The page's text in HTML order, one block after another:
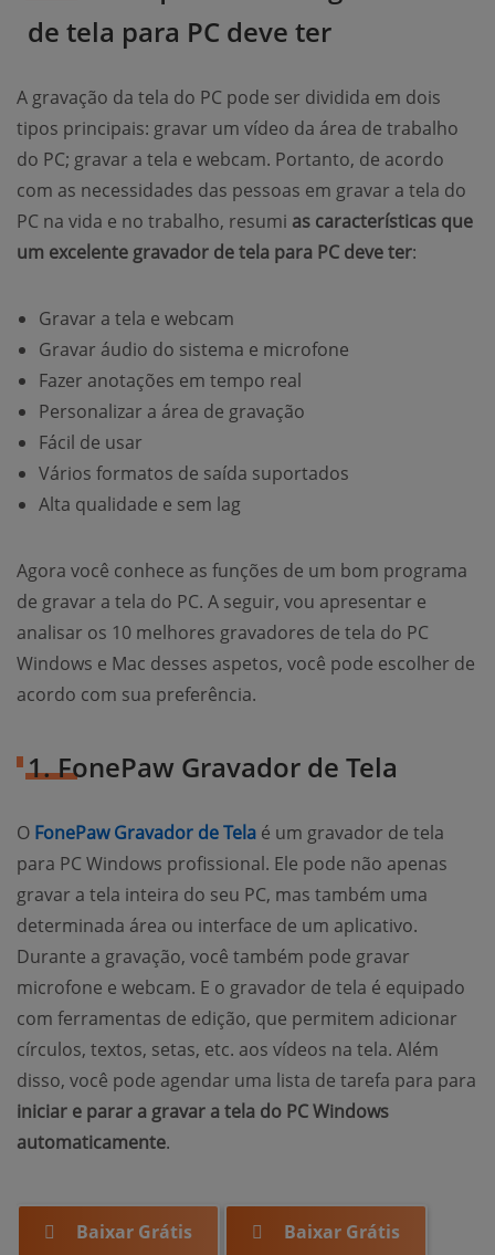
de tela para PC deve ter
A gravação da tela do PC pode ser dividida em dois
tipos principais: gravar um vídeo da área de trabalho
do PC; gravar a tela e webcam. Portanto, de acordo
com as necessidades das pessoas em gravar a tela do
PC na vida e no trabalho, resumi as características que
um excelente gravador de tela para PC deve ter:
Gravar a tela e webcam
Gravar áudio do sistema e microfone
Fazer anotações em tempo real
Personalizar a área de gravação
Fácil de usar
Vários formatos de saída suportados
Alta qualidade e sem lag
Agora você conhece as funções de um bom programa
de gravar a tela do PC. A seguir, vou apresentar e
analisar os 10 melhores gravadores de tela do PC
Windows e Mac desses aspetos, você pode escolher de
acordo com sua preferência.
1. FonePaw Gravador de Tela
O FonePaw Gravador de Tela é um gravador de tela
para PC Windows profissional. Ele pode não apenas
gravar a tela inteira do seu PC, mas também uma
determinada área ou interface de um aplicativo.
Durante a gravação, você também pode gravar
microfone e webcam. E o gravador de tela é equipado
com ferramentas de edição, que permitem adicionar
círculos, textos, setas, etc. aos vídeos na tela. Além
disso, você pode agendar uma lista de tarefa para para
iniciar e parar a gravar a tela do PC Windows
automaticamente.
Baixar Grátis Baixar Grátis